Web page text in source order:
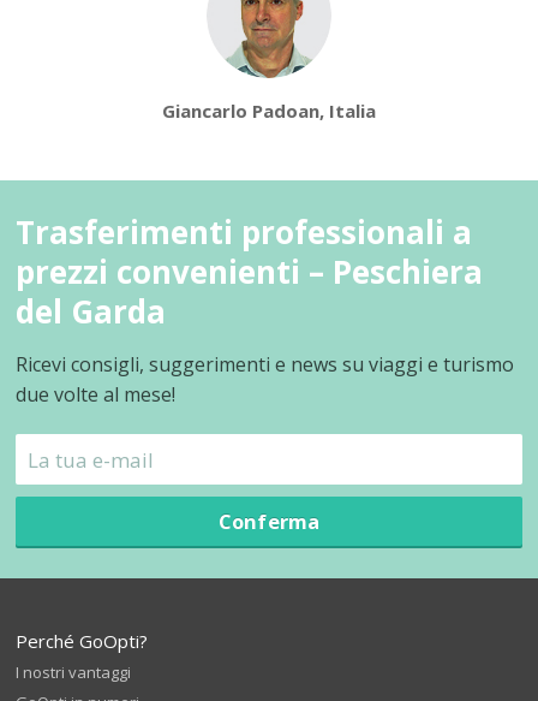
Giancarlo Padoan, Italia
Trasferimenti professionali a
prezzi convenienti – Peschiera
del Garda
Ricevi consigli, suggerimenti e news su viaggi e turismo
due volte al mese!
Conferma
Perché GoOpti?
I nostri vantaggi